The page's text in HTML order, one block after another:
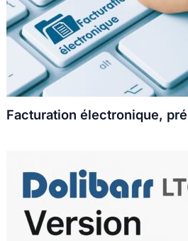
Facturation électronique,